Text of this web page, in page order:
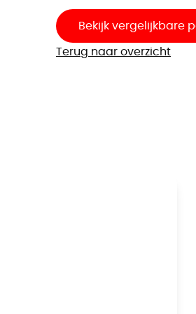
Bekijk vergelijkbare
Terug naar overzicht